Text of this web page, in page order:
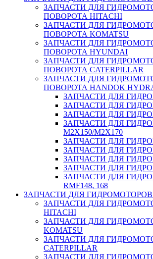
ЗАПЧАСТИ ДЛЯ
ПОВОРОТА HITACHI
ЗАПЧАСТИ ДЛЯ
ПОВОРОТА KOMATSU
ЗАПЧАСТИ ДЛЯ
ПОВОРОТА HYUNDAI
ЗАПЧАСТИ ДЛЯ
ПОВОРОТА CATERPILLAR
ЗАПЧАСТИ ДЛЯ
ПОВОРОТА HANDOK
ЗАПЧАСТИ ДЛЯ
ЗАПЧАСТИ ДЛЯ
ЗАПЧАСТИ ДЛЯ
ЗАПЧАСТИ ДЛЯ
M2X150/M2X170
ЗАПЧАСТИ ДЛЯ
ЗАПЧАСТИ ДЛЯ
ЗАПЧАСТИ ДЛЯ
ЗАПЧАСТИ ДЛЯ
ЗАПЧАСТИ ДЛЯ
RMF148, 168
ЗАПЧАСТИ ДЛЯ
ЗАПЧАСТИ ДЛЯ
HITACHI
ЗАПЧАСТИ ДЛЯ
KOMATSU
ЗАПЧАСТИ ДЛЯ
CATERPILLAR
ЗАПЧАСТИ ДЛЯ